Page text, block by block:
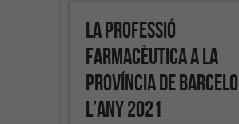
La professió
farmacèutica a la
província de
l’any 2021